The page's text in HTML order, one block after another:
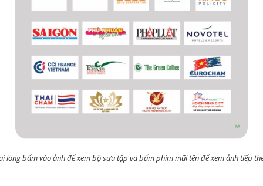
lòng bấm vào ảnh để xem bộ sưu tập và bấm phím mũi tên để xem ảnh tiếp